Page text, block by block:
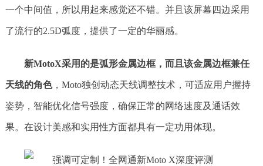
一个中间值，所以用起来感觉还不错。并且该屏幕四边采用
了流行的2.5D弧度，提供了一定的华丽感。
新MotoX采用的是弧形金属边框，而且该金属边框兼任
天线的角色，Moto独创动态天线调整技术，可适应用户握持
姿势，智能优化信号强度，确保正常的网络速度及通话效
果。在设计美感和实用性方面都具有一定功用体现。